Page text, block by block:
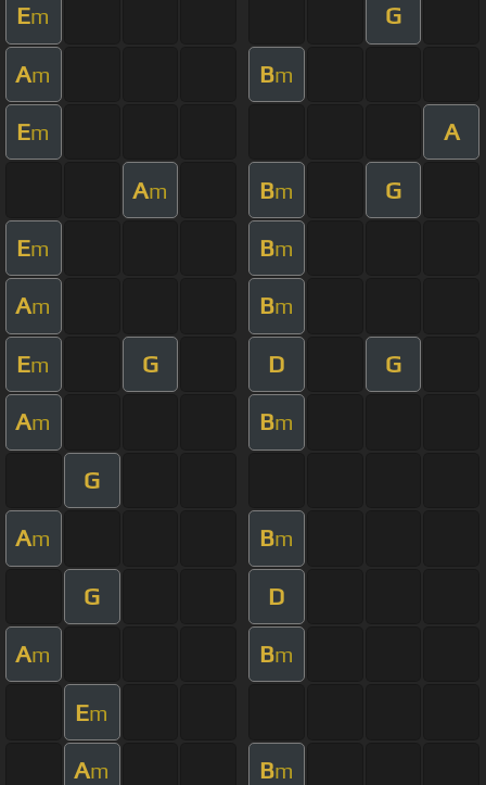
Em G
Am Bm
Em A
Am Bm G
Em Bm
Am Bm
Em G D G
Am Bm
G
Am Bm
G D
Am Bm
Em
Am Bm